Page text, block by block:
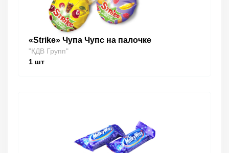
«Strike» Чупа Чупс на палочке
"КДВ Групп"
1 шт